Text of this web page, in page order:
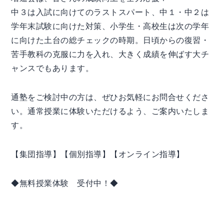
中３は入試に向けてのラストスパート、中１・中２は
学年末試験に向けた対策、小学生・高校生は次の学年
に向けた土台の総チェックの時期。日頃からの復習・
苦手教科の克服に力を入れ、大きく成績を伸ばす大チ
ャンスでもあります。
通塾をご検討中の方は、ぜひお気軽にお問合せくださ
い。通常授業に体験いただけるよう、ご案内いたしま
す。
【集団指導】【個別指導】【オンライン指導】
◆無料授業体験 受付中！◆